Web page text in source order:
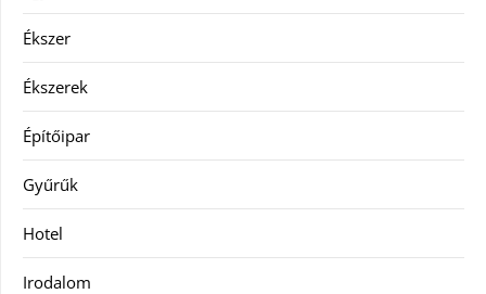
Ékszer
Ékszerek
Építőipar
Gyűrűk
Hotel
Irodalom